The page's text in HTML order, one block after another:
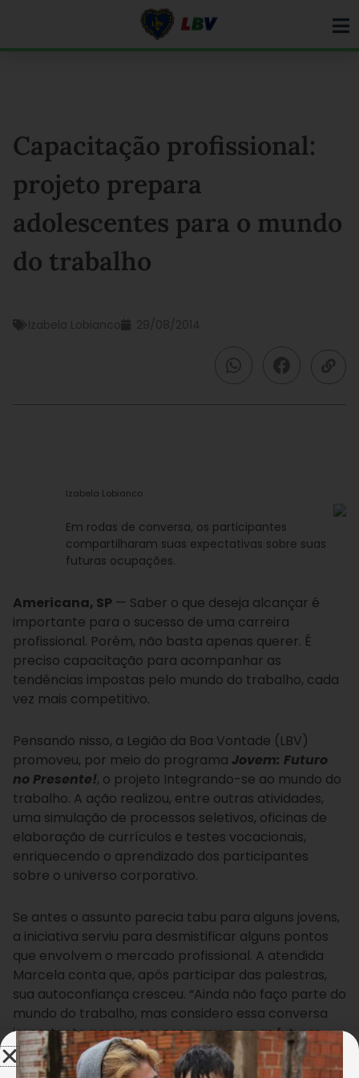
Capacitação profissional:
projeto prepara
adolescentes para o mundo
do trabalho
Izabela Lobianco 29/08/2014
Izabela Lobianco
Em rodas de conversa, os participantes
compartilharam suas expectativas sobre suas
futuras ocupações.
Americana, SP — Saber o que deseja alcançar é
importante para o sucesso de uma carreira
profissional. Porém, não basta apenas querer. É
preciso capacitação para acompanhar as
tendências impostas pelo mundo do trabalho, cada
vez mais competitivo.
Pensando nisso, a Legião da Boa Vontade (LBV)
promoveu, por meio do programa Jovem: Futuro
no Presente!, o projeto Integrando-se ao mundo do
trabalho. A ação realizou, entre outras atividades,
uma simulação de processos seletivos, oficinas de
elaboração de currículos e testes vocacionais,
enriquecendo o aprendizado dos participantes
sobre o universo corporativo.
Se antes o assunto parecia tabu para alguns jovens,
a iniciativa serviu para desmistificar alguns pontos
que envolvem o mercado profissional. A atendida
Marcela conta que, após participar das palestras,
sua autoconfiança cresceu. “Ainda não faço parte do
mundo do trabalho, mas considero essa conversa
importante porque me preparou para as futuras
ocasiões, além de ter agregado muita sabedoria”,
destacou.